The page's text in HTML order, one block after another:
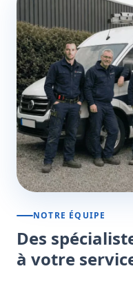
NOTRE ÉQUIPE
Des
à votre